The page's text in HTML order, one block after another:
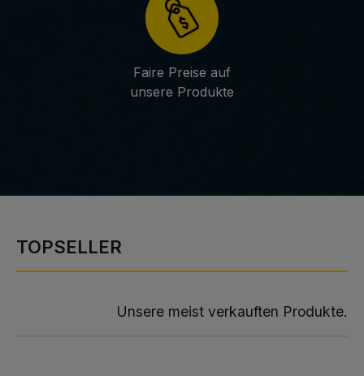
Faire Preise auf
unsere Produkte
TOPSELLER
Unsere meist verkauften Produkte.